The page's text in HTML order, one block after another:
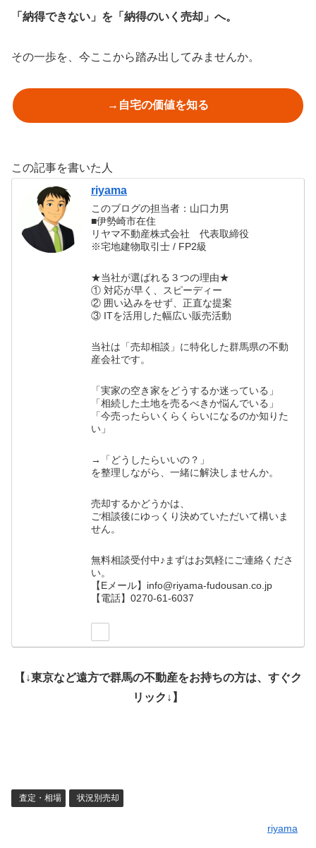
「納得できない」を「納得のいく売却」へ。
その一歩を、今ここから踏み出してみませんか。
→自宅の価値を知る
この記事を書いた人
riyama
このブログの担当者：山口力男
■伊勢崎市在住
リヤマ不動産株式会社 代表取締役
※宅地建物取引士 / FP2級
★当社が選ばれる３つの理由★
① 対応が早く、スピーディー
② 囲い込みをせず、正直な提案
③ ITを活用した幅広い販売活動
当社は「売却相談」に特化した群馬県の不動
産会社です。
「実家の空き家をどうするか迷っている」
「相続した土地を売るべきか悩んでいる」
「今売ったらいくらくらいになるのか知りた
い」
→「どうしたらいいの？」
を整理しながら、一緒に解決しませんか。
売却するかどうかは、
ご相談後にゆっくり決めていただいて構いま
せん。
無料相談受付中♪まずはお気軽にご連絡くださ
い。
【Eメール】info@riyama-fudousan.co.jp
【電話】0270-61-6037
【↓東京など遠方で群馬の不動産をお持ちの方は、すぐク
リック↓】
査定・相場 状況別売却
riyama